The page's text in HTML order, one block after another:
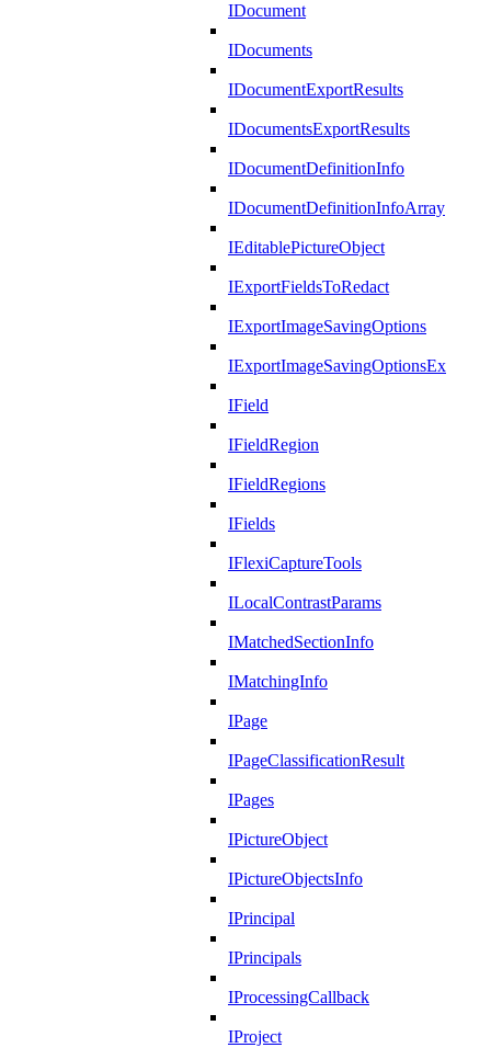
IDocument
IDocuments
IDocumentExportResults
IDocumentsExportResults
IDocumentDefinitionInfo
IDocumentDefinitionInfoArray
IEditablePictureObject
IExportFieldsToRedact
IExportImageSavingOptions
IExportImageSavingOptionsEx
IField
IFieldRegion
IFieldRegions
IFields
IFlexiCaptureTools
ILocalContrastParams
IMatchedSectionInfo
IMatchingInfo
IPage
IPageClassificationResult
IPages
IPictureObject
IPictureObjectsInfo
IPrincipal
IPrincipals
IProcessingCallback
IProject